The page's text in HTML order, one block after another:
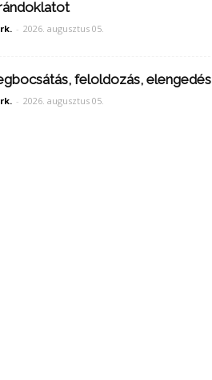
- 2026. augusztus 05.
feloldozás, elengedés
- 2026. augusztus 05.